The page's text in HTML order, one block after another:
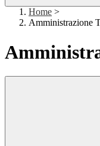
Home >
Amministrazione